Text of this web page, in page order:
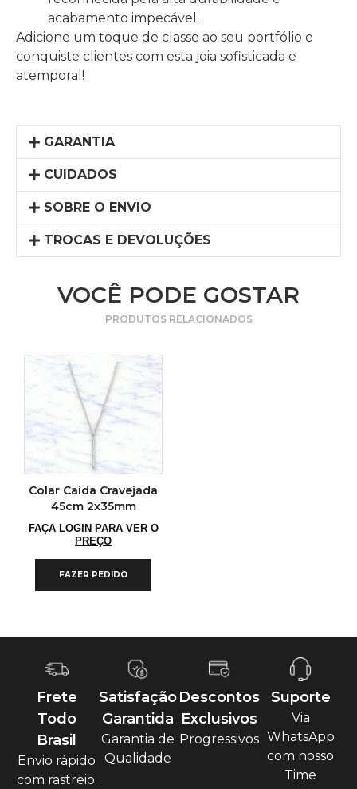
acabamento impecável.
Adicione um toque de classe ao seu portfólio e
conquiste clientes com esta joia sofisticada e
atemporal!
GARANTIA
CUIDADOS
SOBRE O ENVIO
TROCAS E DEVOLUÇÕES
VOCÊ PODE GOSTAR
PRODUTOS RELACIONADOS
Colar Caída Cravejada
45cm 2x35mm
FAÇA LOGIN PARA VER O
PREÇO
FAZER PEDIDO
Frete
Todo
Brasil
Envio rápido
com rastreio.
Satisfação
Garantida
Garantia de
Qualidade
Descontos
Exclusivos
Progressivos
Suporte
Via
WhatsApp
com nosso
Time